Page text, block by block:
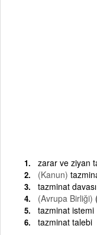
zarar ve ziyan
(Kanun)
tazminat davası
(Avrupa Birliği)
tazminat istemi
tazminat talebi